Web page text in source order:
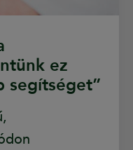
ez
segítséget”